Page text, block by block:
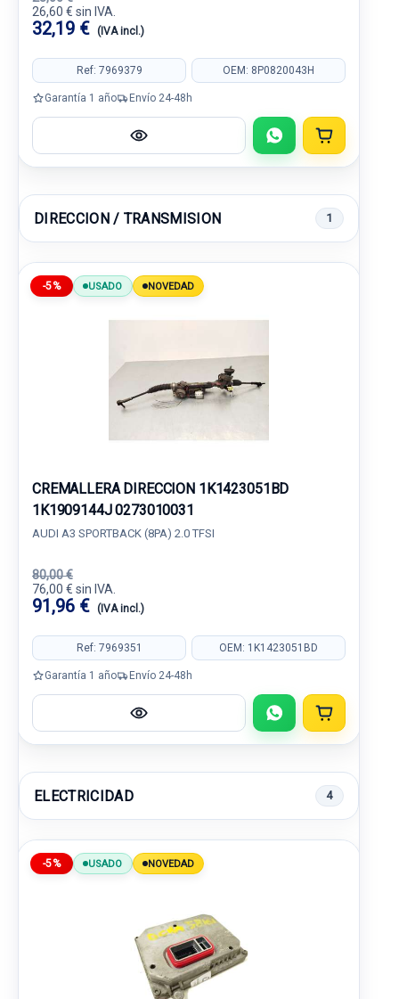
26,60 € sin IVA.
32,19 € (IVA incl.)
Ref: 7969379 OEM: 8P0820043H
Garantía 1 año Envío 24-48h
DIRECCION / TRANSMISION 1
-5% USADO NOVEDAD
CREMALLERA DIRECCION 1K1423051BD
1K1909144J 0273010031
AUDI A3 SPORTBACK (8PA) 2.0 TFSI
80,00 €
76,00 € sin IVA.
91,96 € (IVA incl.)
Ref: 7969351 OEM: 1K1423051BD
Garantía 1 año Envío 24-48h
ELECTRICIDAD 4
-5% USADO NOVEDAD